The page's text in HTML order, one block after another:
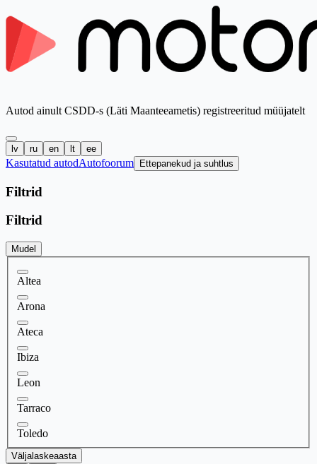
Autod ainult CSDD-s (Läti Maanteeametis) registreeritud müüjatelt
lv ru en lt ee
Kasutatud autodAutofoorum Ettepanekud ja suhtlus
Filtrid
Filtrid
Mudel
Altea
Arona
Ateca
Ibiza
Leon
Tarraco
Toledo
Väljalaskeaasta